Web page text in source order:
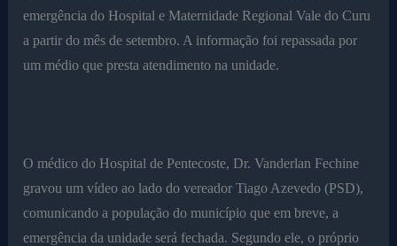
emergência do Hospital e Maternidade Regional Vale do Curu
a partir do mês de setembro. A informação foi repassada por
um médio que presta atendimento na unidade.
O médico do Hospital de Pentecoste, Dr. Vanderlan Fechine
gravou um vídeo ao lado do vereador Tiago Azevedo (PSD),
comunicando a população do município que em breve, a
emergência da unidade será fechada. Segundo ele, o próprio